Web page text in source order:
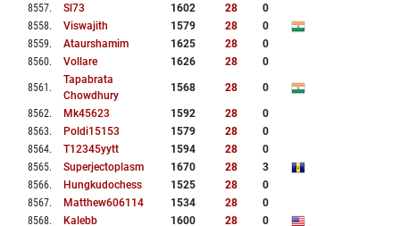
8557. Sl73 1602 28
0
8558. Viswajith 1579 28
0
8559. Ataurshamim 1625 28
0
8560. Vollare 1626 28 0
8561 .
Tapabrata
Chowdhury
1568 28 0
8562. Mk45623 1592 28
0
8563. Poldi15153 1579 28
0
8564. T12345yytt 1594 28
0
8565. Superjectoplasm 1670 28
3
8566. Hungkudochess 1525 28
0
8567. Matthew606114 1534 28
0
8568. Kalebb 1600 28
0